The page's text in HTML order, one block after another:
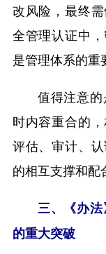
改风险，最终
全管理认证中
是管理体系的重
值得注意
时内容重合的
评估、审计、
的相互支撑和配
三、《办
的重大突破